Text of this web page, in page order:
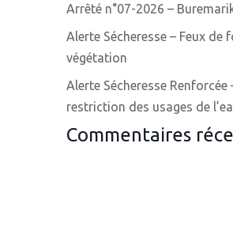
Arrêté n°07-2026 –
Alerte Sécheresse – Feux de
végétation
Alerte Sécheresse Renforcée
restriction des usages de
Commentaires